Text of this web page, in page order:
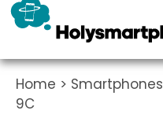
Home > Smartphones
9C